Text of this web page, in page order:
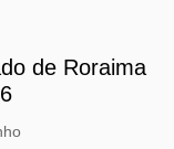
de Roraima